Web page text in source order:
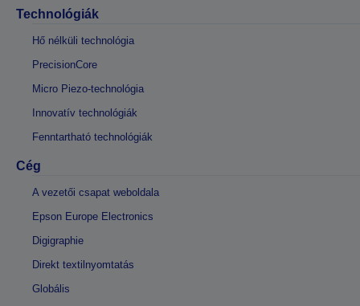
Technológiák
Hő nélküli technológia
PrecisionCore
Micro Piezo-technológia
Innovatív technológiák
Fenntartható technológiák
Cég
A vezetői csapat weboldala
Epson Europe Electronics
Digigraphie
Direkt textilnyomtatás
Globális